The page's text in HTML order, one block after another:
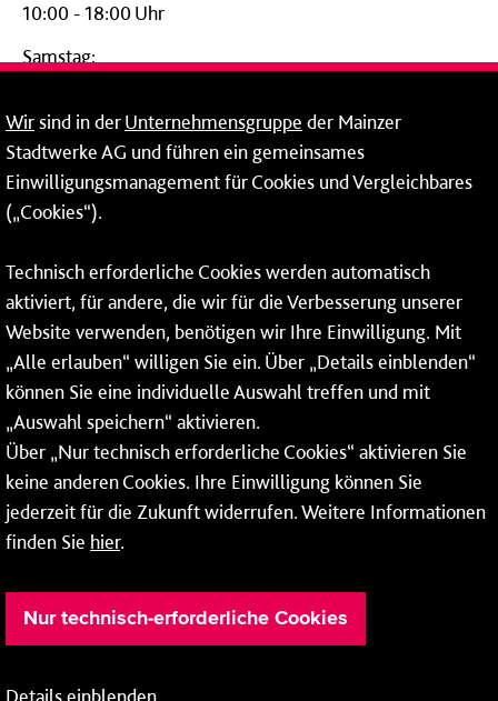
10:00 - 18:00 Uhr
Samstag:
24-Stunden-Telefon*
06131 – 12 77 77
Fax: 06131 – 12 66 66
* Montags bis freitags bis 7 und ab 18 Uhr sowie an
Wochenenden und Feiertagen ganztags werden Ihre
Anrufe je nach Themenauswahl an ein Callcenter des
RMV oder von nextbike weitergeleitet. Dort erhalten Sie
ausschließlich Auskünfte zum Fahrplan bzw. zu
meinRad.
Wirsind in derUnternehmensgruppe der Mainzer
Stadtwerke AG und führen ein gemeinsames
Einwilligungsmanagement für Cookies und Vergleichbares
(„Cookies“).
Technisch erforderliche Cookies werden automatisch
aktiviert, für andere, die wir für die Verbesserung unserer
Website verwenden, benötigen wir Ihre Einwilligung. Mit
„Alle erlauben“ willigen Sie ein. Über „Details einblenden“
können Sie eine individuelle Auswahl treffen und mit
„Auswahl speichern“ aktivieren.
Über „Nur technisch erforderliche Cookies“ aktivieren Sie
keine anderen Cookies. Ihre Einwilligung können Sie
jederzeit für die Zukunft widerrufen. Weitere Informationen
finden Sie hier.
Nur technisch-erforderliche Cookies
Details einblenden